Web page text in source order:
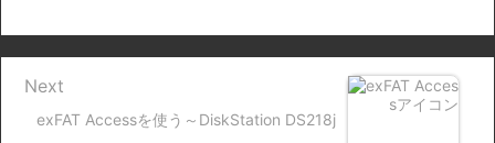
exFAT Accessを使う～DiskStation DS218j
Next